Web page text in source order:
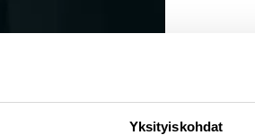
Yksityiskohdat